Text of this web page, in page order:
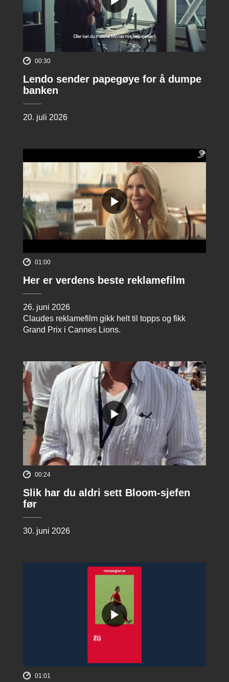
00:30
Lendo sender papegøye for å dumpe
banken
20. juli 2026
01:00
Her er verdens beste reklamefilm
26. juni 2026
Claudes reklamefilm gikk helt til topps og fikk
Grand Prix i Cannes Lions.
00:24
Slik har du aldri sett Bloom-sjefen
før
30. juni 2026
01:01